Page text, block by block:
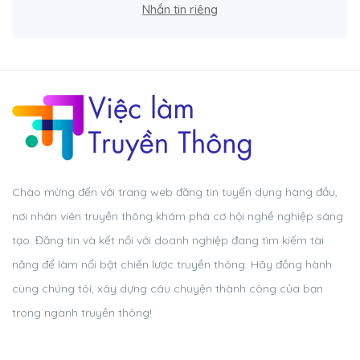
Nhắn tin riêng
Chào mừng đến với trang web đăng tin tuyển dụng hàng đầu,
nơi nhân viên truyền thông khám phá cơ hội nghề nghiệp sáng
tạo. Đăng tin và kết nối với doanh nghiệp đang tìm kiếm tài
năng để làm nổi bật chiến lược truyền thông. Hãy đồng hành
cùng chúng tôi, xây dựng câu chuyện thành công của bạn
trong ngành truyền thông!